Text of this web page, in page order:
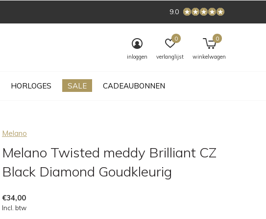
HORLOGES SALE CADEAUBONNEN
inloggen verlanglijst
0
winkelwagen
0
9.0
Melano
Melano Twisted meddy Brilliant CZ
Black Diamond Goudkleurig
€34,00
Incl. btw